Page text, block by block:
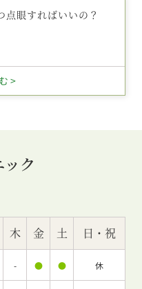
点眼すればいいの？
>
木 金 土 日・祝
- ● ● 休